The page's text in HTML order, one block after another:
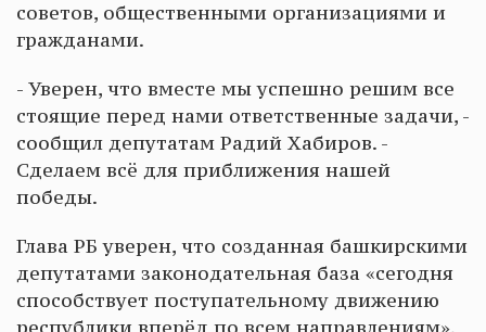
советов, общественными организациями и
гражданами.
- Уверен, что вместе мы успешно решим все
стоящие перед нами ответственные задачи, -
сообщил депутатам Радий Хабиров. -
Сделаем всё для приближения нашей
победы.
Глава РБ уверен, что созданная башкирскими
депутатами законодательная база «сегодня
способствует поступательному движению